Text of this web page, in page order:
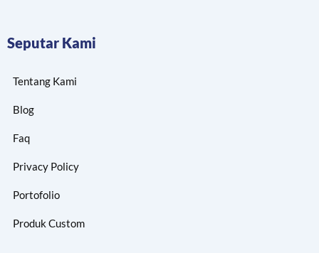
Seputar Kami
Tentang Kami
Blog
Faq
Privacy Policy
Portofolio
Produk Custom